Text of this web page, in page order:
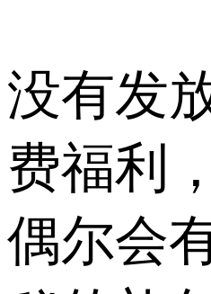
没有发
费福利
偶尔会